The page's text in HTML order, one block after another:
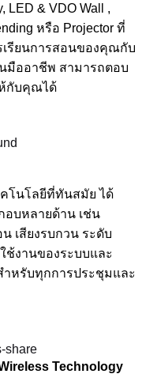
LED & VDO Wall ,
หรือ Projector ที่
รียนการสอนของคุณกับ
มืออาชีพ สามารถตอบ
กับคุณได้
คโนโลยีที่ทันสมัย ได้
อบหลายด้าน เช่น
เสียงรบกวน ระดับ
ช้งานของระบบและ
ำหรับทุกการประชุมและ
Technology